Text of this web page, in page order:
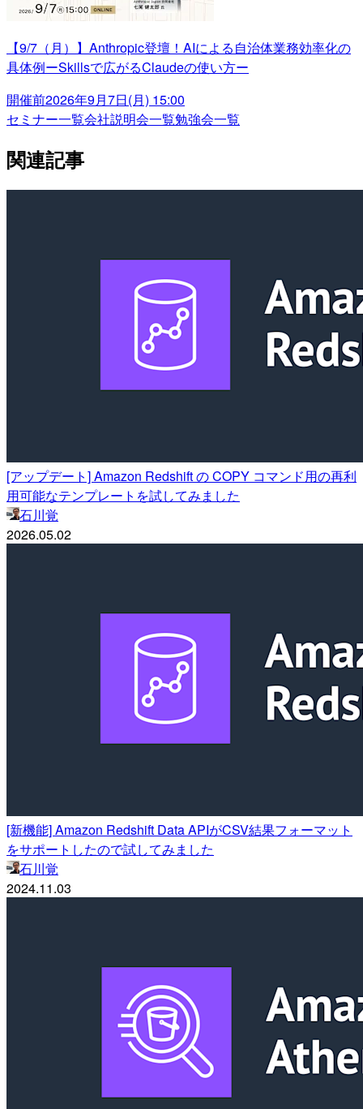
【9/7（月）】Anthropic登壇！AIによる自治体業務効率化の
具体例ーSkillsで広がるClaudeの使い方ー
開催前2026年9月7日(月) 15:00
セミナー一覧会社説明会一覧勉強会一覧
関連記事
[アップデート] Amazon Redshift の COPY コマンド用の再利
用可能なテンプレートを試してみました
石川覚
2026.05.02
[新機能] Amazon Redshift Data APIがCSV結果フォーマット
をサポートしたので試してみました
石川覚
2024.11.03